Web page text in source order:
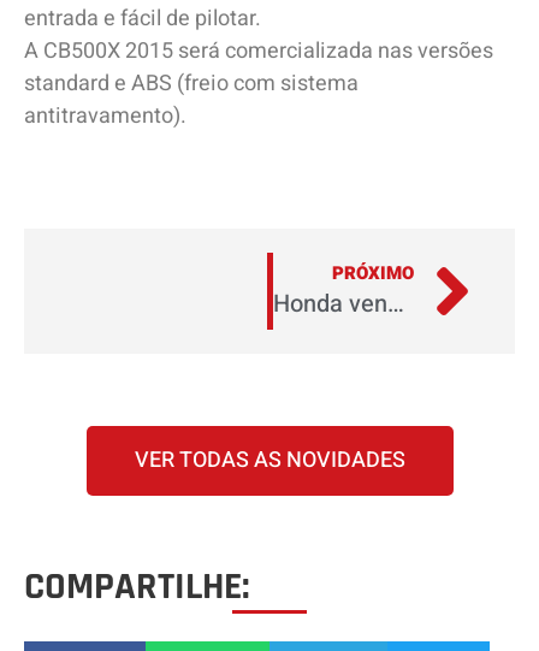
entrada e fácil de pilotar.
A CB500X 2015 será comercializada nas versões
standard e ABS (freio com sistema
antitravamento).
PRÓXIMO
Honda vence cinco categorias do Prêmio Moto de Ouro 2015
VER TODAS AS NOVIDADES
COMPARTILHE: